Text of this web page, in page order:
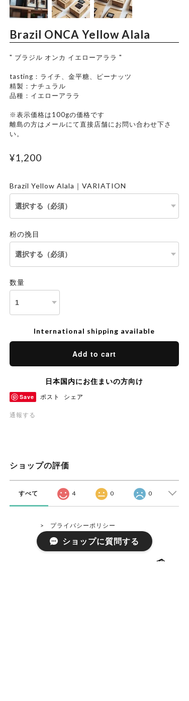
Brazil ONCA Yellow Alala
" ブラジル オンカ イエローアララ "
tasting：ライチ、金平糖、ピーナッツ
精製：ナチュラル
品種：イエローアララ
※表示価格は100gの価格です
離島の方はメールにて直接店舗にお問い合わせ下さ
い。
¥1,200
Brazil Yellow Alala｜VARIATION
粉の挽目
数量
International shipping available
Add to cart
日本国内にお住まいの方向け
Save ポスト シェア
通報する
ショップの評価
すべて 4 0 0
プライバシーポリシー
特定商取引法に基づく表記
ショップに質問する